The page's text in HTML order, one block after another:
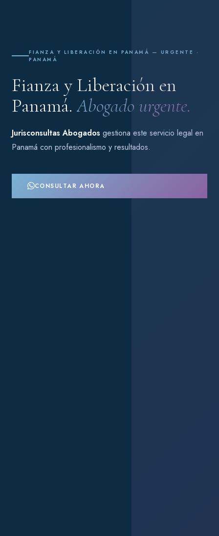
FIANZA Y LIBERACIÓN EN PANAMÁ — URGENTE ·
PANAMÁ
Fianza y Liberación en
Panamá. Abogado urgente.
Jurisconsultas Abogados gestiona este servicio legal en
Panamá con profesionalismo y resultados.
CONSULTAR AHORA